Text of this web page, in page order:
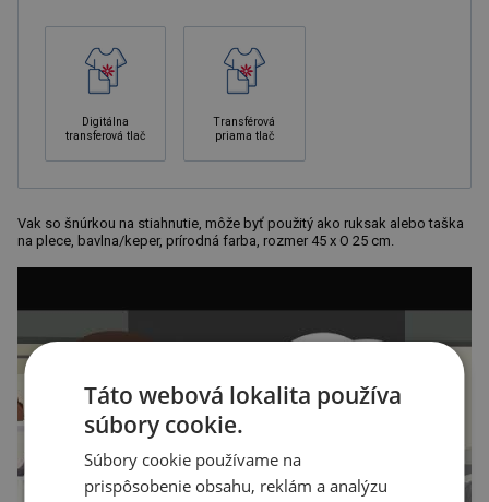
Digitálna
transferová tlač
Transférová
priama tlač
Vak so šnúrkou na stiahnutie, môže byť použitý ako ruksak alebo taška
na plece, bavlna/keper, prírodná farba, rozmer 45 x O 25 cm.
Táto webová lokalita používa
súbory cookie.
Súbory cookie používame na
prispôsobenie obsahu, reklám a analýzu